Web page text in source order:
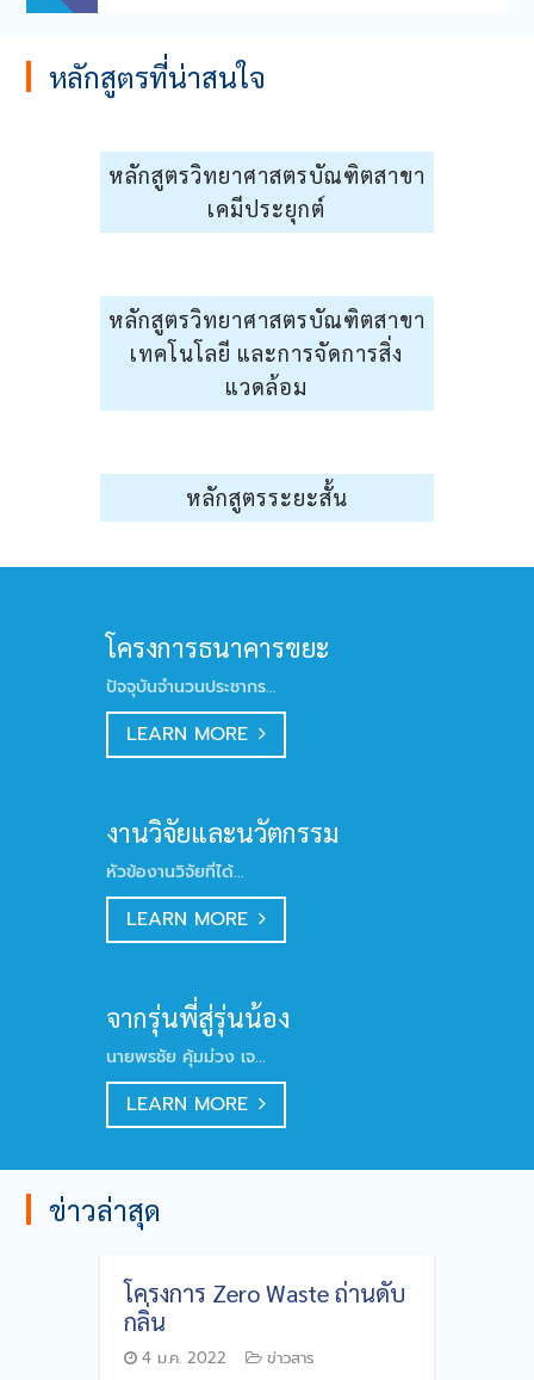
หลักสูตรที่น่าสนใจ
หลักสูตรวิทยาศาสตรบัณฑิตสาขา
เคมีประยุกต์
หลักสูตรวิทยาศาสตรบัณฑิตสาขา
เทคโนโลยี และการจัดการสิ่ง
แวดล้อม
หลักสูตรระยะสั้น
โครงการธนาคารขยะ
ปัจจุบันจำนวนประชากร...
LEARN MORE
งานวิจัยและนวัตกรรม
หัวข้องานวิจัยที่ได้...
LEARN MORE
จากรุ่นพี่สู่รุ่นน้อง
นายพรชัย คุ้มม่วง เจ...
LEARN MORE
ข่าวล่าสุด
โครงการ Zero Waste ถ่านดับ
กลิ่น
4 ม.ค. 2022
ข่าวสาร